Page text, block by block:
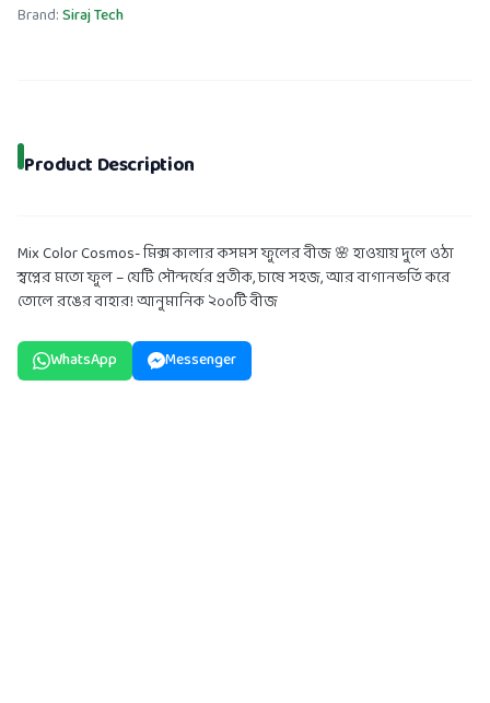
Brand:Siraj Tech
Product Description
Mix Color Cosmos- মিক্স কালার কসমস ফুলের বীজ 🌸 হাওয়ায় দুলে ওঠা
স্বপ্নের মতো ফুল – যেটি সৌন্দর্যের প্রতীক, চাষে সহজ, আর বাগানভর্তি করে
তোলে রঙের বাহার! আনুমানিক ২০০টি বীজ
WhatsApp Messenger